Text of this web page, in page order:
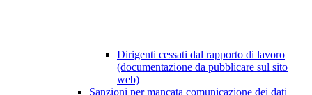
Dirigenti cessati dal rapporto di lavoro
(documentazione da pubblicare sul sito
web)
Sanzioni per mancata comunicazione dei dati